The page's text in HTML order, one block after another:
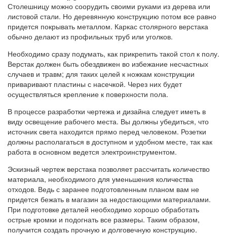
Столешницу можно соорудить своими руками из дерева или
листовой стали. Но деревянную конструкцию потом все равно
придется покрывать металлом. Каркас столярного верстака
обычно делают из профильных труб или уголков.
Необходимо сразу подумать, как прикрепить такой стол к полу.
Верстак должен быть обездвижен во избежание несчастных
случаев и травм; для таких целей к ножкам конструкции
приваривают пластины с насечкой. Через них будет
осуществляться крепление к поверхности пола.
В процессе разработки чертежа и дизайна следует иметь в
виду освещение рабочего места. Вы должны убедиться, что
источник света находится прямо перед человеком. Розетки
должны располагаться в доступном и удобном месте, так как
работа в основном ведется электроинструментом.
Эскизный чертеж верстака позволяет рассчитать количество
материала, необходимого для уменьшения количества
отходов. Ведь с заранее подготовленным планом вам не
придется бежать в магазин за недостающими материалами.
При подготовке деталей необходимо хорошо обработать
острые кромки и подогнать все размеры. Таким образом,
получится создать прочную и долговечную конструкцию.